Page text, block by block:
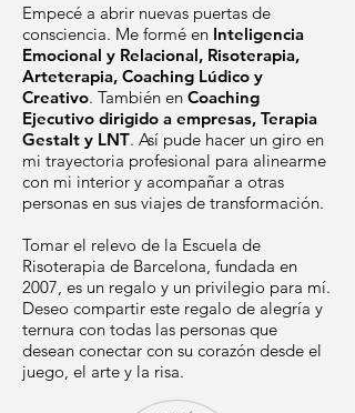
Empecé a abrir nuevas puertas de
consciencia. Me formé en Inteligencia
Emocional y Relacional, Risoterapia,
Arteterapia, Coaching Lúdico y
Creativo. También en Coaching
Ejecutivo dirigido a empresas, Terapia
Gestalt y LNT. Así pude hacer un giro en
mi trayectoria profesional para alinearme
con mi interior y acompañar a otras
personas en sus viajes de transformación.
Tomar el relevo de la Escuela de
Risoterapia de Barcelona, fundada en
2007, es un regalo y un privilegio para mí.
Deseo compartir este regalo de alegría y
ternura con todas las personas que
desean conectar con su corazón desde el
juego, el arte y la risa.